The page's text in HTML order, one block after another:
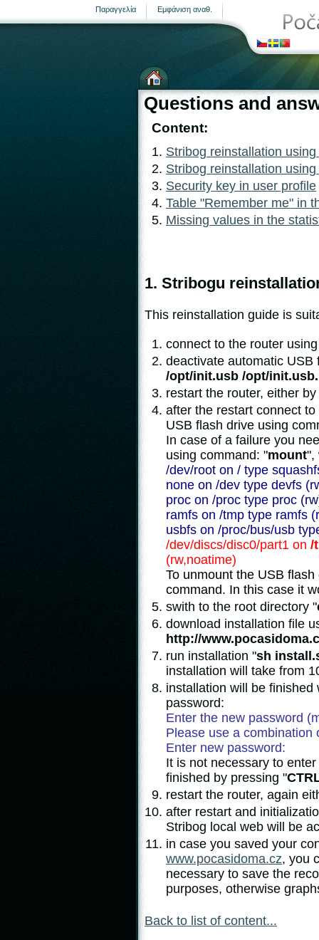
Εμφάνιση αναθ.
Παραγγελία
σελίδα
Questions and
Content:
Stribog reinstallation
Stribog reinstallation
Security key in user profile
Table "Remember me" in
Missing values in the
1. Stribogu
This reinstallation guide is
connect to the router
deactivate automatic
/opt/init.usb /opt/
restart the router, either
after the restart connect
USB flash drive using
In case of a failure you
using command: "mount",
/dev/root on / type
none on /dev type devfs
proc on /proc type proc
ramfs on /tmp type ramfs
usbfs on /proc/bus/usb
/dev/discs/disc0/part1 on /
(rw,noatime)
To unmount the USB
command. In this case it
swith to the root directory "
download installation file
http://
run installation "sh
installation will take from
installation will be
password:
Enter the new password
Please use a combination
Enter new password:
It is not necessary to
finished by pressing "
restart the router, again
after restart and
Stribog local web will be
in case you saved your
www.pocasidoma.cz, you
necessary to save the
purposes, otherwise
Back to list of content...